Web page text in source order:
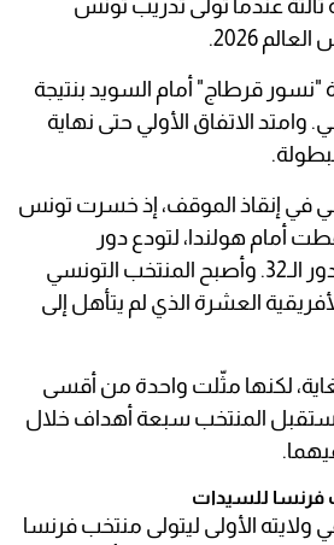
ثالثة عندما تولى تدريب تونس
2026.
قرطاج" أمام السويد بنتيجة
وامتد الاتفاق الأولي حتى نهاية
في إنقاذ الموقف، إذ خسرت تونس
4-0، ثم سقطت أمام هولندا، لتودع دور
المجموعات دون بلوغ دور الـ32. وأصبح المنتخب التونسي
العشرة الذي لم يتأهل إلى
لكنها مثّلت واحدة من أقسى
المنتخب سبعة أهداف خلال
فرنسا للسيدات
ولايته الأولى ليتولى منتخب فرنسا